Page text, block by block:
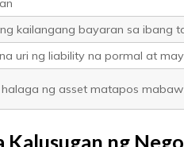
kailangang bayaran sa ibang
uri ng liability na pormal at
ng asset matapos
Kalusugan ng